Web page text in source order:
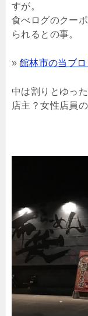
すが。
食べログのクー
られるとの事。
» 館林市の当ブ
中は割りとゆっ
店主？女性店員